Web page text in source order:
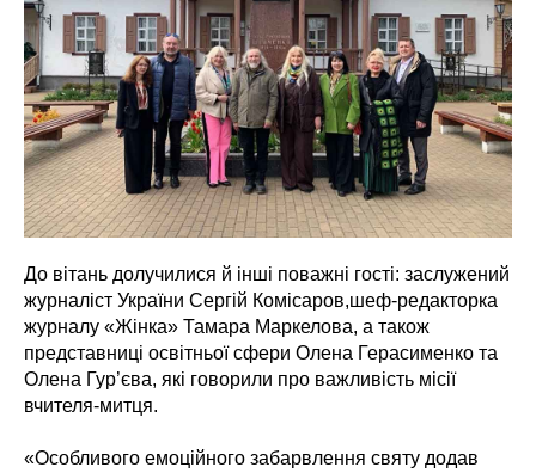
До вітань долучилися й інші поважні гості: заслужений
журналіст України Сергій Комісаров,шеф-редакторка
журналу «Жінка» Тамара Маркелова, а також
представниці освітньої сфери Олена Герасименко та
Олена Гур’єва, які говорили про важливість місії
вчителя-митця.
«Особливого емоційного забарвлення святу додав